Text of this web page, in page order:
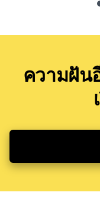
ความฝัน